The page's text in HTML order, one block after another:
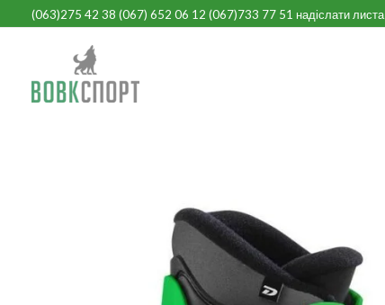
Перейти(063)275 42 38 (067) 652 06 12 (067)733 77 51 надіслати листа